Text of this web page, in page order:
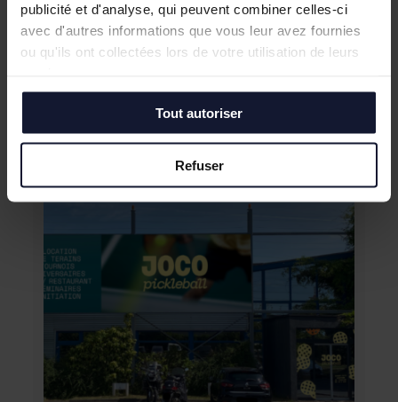
publicité et d'analyse, qui peuvent combiner celles-ci
avec d'autres informations que vous leur avez fournies
ou qu'ils ont collectées lors de votre utilisation de leurs
Tout autoriser
Refuser
ajoutée, parfaitement alignée sur vos
objectifs.
Nos derniers succès immobiliers